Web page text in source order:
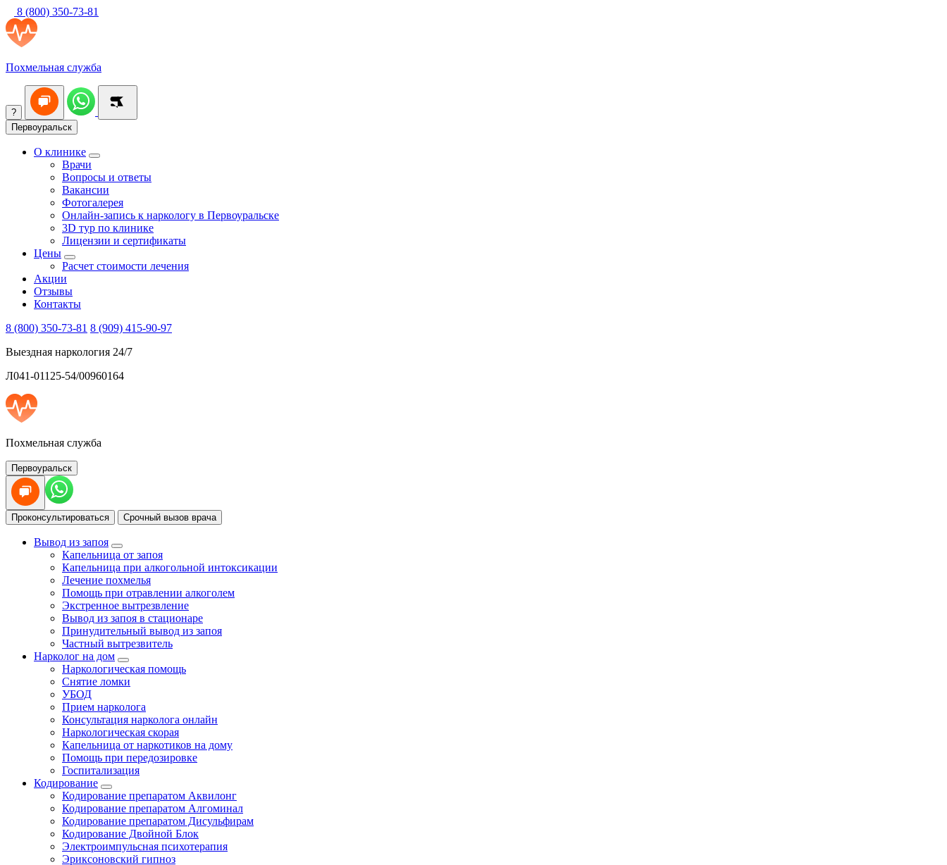
8 (800) 350-73-81
Похмельная служба
?
Первоуральск
О клинике
Врачи
Вопросы и ответы
Вакансии
Фотогалерея
Онлайн-запись к наркологу в Первоуральске
3D тур по клинике
Лицензии и сертификаты
Цены
Расчет стоимости лечения
Акции
Отзывы
Контакты
8 (800) 350-73-81 8 (909) 415-90-97
Выездная наркология 24/7
Л041-01125-54/00960164
Похмельная служба
Первоуральск
Проконсультироваться Срочный вызов врача
Вывод из запоя
Капельница от запоя
Капельница при алкогольной интоксикации
Лечение похмелья
Помощь при отравлении алкоголем
Экстренное вытрезвление
Вывод из запоя в стационаре
Принудительный вывод из запоя
Частный вытрезвитель
Нарколог на дом
Наркологическая помощь
Снятие ломки
УБОД
Прием нарколога
Консультация нарколога онлайн
Наркологическая скорая
Капельница от наркотиков на дому
Помощь при передозировке
Госпитализация
Кодирование
Кодирование препаратом Аквилонг
Кодирование препаратом Алгоминал
Кодирование препаратом Дисульфирам
Кодирование Двойной Блок
Электроимпульсная психотерапия
Эриксоновский гипноз